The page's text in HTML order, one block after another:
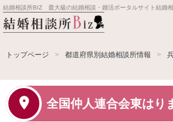
結婚相談所BIZ 最大級の結婚相談・婚活ポータルサイト結婚相談所事業者情報や婚活お見合いの悩み、対策を紹介します。
トップページ 都道府県別結婚相談所情報
全国仲人連合会東はり